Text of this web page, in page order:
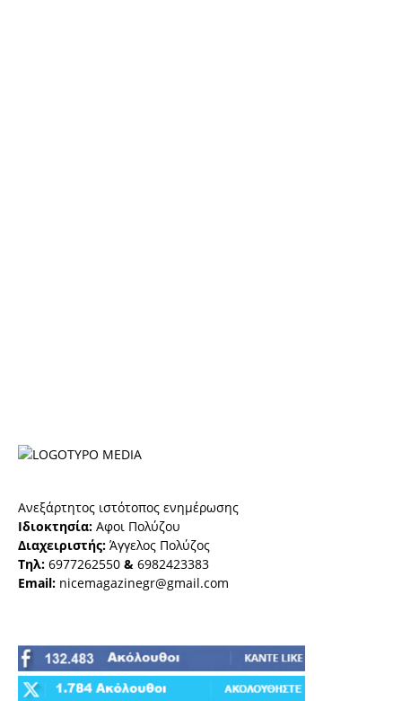
Ανεξάρτητος ιστότοπος ενημέρωσης
Ιδιοκτησία: Αφοι Πολύζου
Διαχειριστής: Άγγελος Πολύζος
Τηλ: 6977262550 & 6982423383
Email: nicemagazinegr@gmail.com